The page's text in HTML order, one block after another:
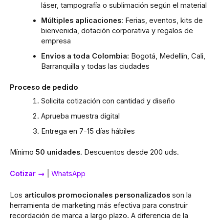
láser, tampografía o sublimación según el material
Múltiples aplicaciones: Ferias, eventos, kits de
bienvenida, dotación corporativa y regalos de
empresa
Envíos a toda Colombia: Bogotá, Medellín, Cali,
Barranquilla y todas las ciudades
Proceso de pedido
Solicita cotización con cantidad y diseño
Aprueba muestra digital
Entrega en 7-15 días hábiles
Mínimo 50 unidades. Descuentos desde 200 uds.
Cotizar → WhatsApp
Los artículos promocionales personalizados son la
herramienta de marketing más efectiva para construir
recordación de marca a largo plazo. A diferencia de la